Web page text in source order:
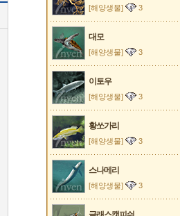
[해양생물] 3
대모
[해양생물] 3
이토우
[해양생물] 3
황쏘가리
[해양생물] 3
스나메리
[해양생물] 3